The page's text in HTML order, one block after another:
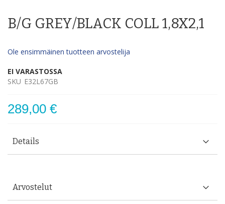
end
images
the
beginning
the
gallery
B/G GREY/BLACK COLL 1,8X2,1
Ole ensimmäinen tuotteen arvostelija
EI VARASTOSSA
SKU E32L67GB
289,00 €
Details
Arvostelut